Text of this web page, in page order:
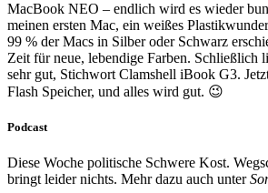
MacBook NEO – endlich wird es wieder
meinen ersten Mac, ein weißes
99 % der Macs in Silber oder Schwarz
Zeit für neue, lebendige Farben. Schließlich
sehr gut, Stichwort Clamshell iBook G3.
Flash Speicher, und alles wird gut. 😉
Podcast
Diese Woche politische Schwere Kost.
bringt leider nichts. Mehr dazu auch unter